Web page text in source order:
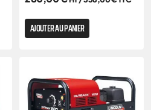
AJOUTER AU PANIER